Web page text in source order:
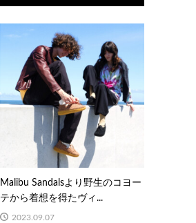
Malibu Sandalsより野生のコヨー
テから着想を得たヴィ...
2023.09.07